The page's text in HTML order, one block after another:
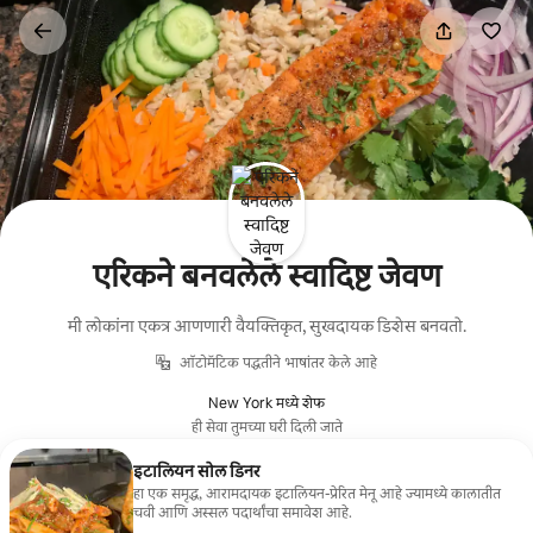
कंटेंटवर
जा
एरिकने बनवलेले स्वादिष्ट जेवण
मी लोकांना एकत्र आणणारी वैयक्तिकृत, सुखदायक डिशेस बनवतो.
ऑटोमॅटिक पद्धतीने भाषांतर केले आहे
New York मध्ये शेफ
ही सेवा तुमच्या घरी दिली जाते
इटालियन सोल डिनर
हा एक समृद्ध, आरामदायक इटालियन-प्रेरित मेनू आहे ज्यामध्ये कालातीत
चवी आणि अस्सल पदार्थांचा समावेश आहे.